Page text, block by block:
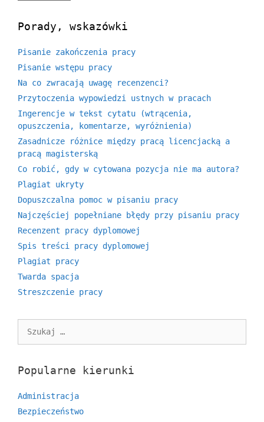
Porady, wskazówki
Pisanie zakończenia pracy
Pisanie wstępu pracy
Na co zwracają uwagę recenzenci?
Przytoczenia wypowiedzi ustnych w pracach
Ingerencje w tekst cytatu (wtrącenia,
opuszczenia, komentarze, wyróżnienia)
Zasadnicze różnice między pracą licencjacką a
pracą magisterską
Co robić, gdy w cytowana pozycja nie ma autora?
Plagiat ukryty
Dopuszczalna pomoc w pisaniu pracy
Najczęściej popełniane błędy przy pisaniu pracy
Recenzent pracy dyplomowej
Spis treści pracy dyplomowej
Plagiat pracy
Twarda spacja
Streszczenie pracy
Popularne kierunki
Administracja
Bezpieczeństwo